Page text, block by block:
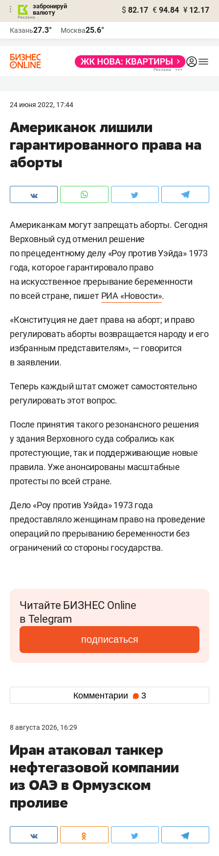
забронируй
валюту
$ 82.17 € 94.84 ¥ 12.17
Казань27.3° Москва25.6°
24 июня 2022, 17:44
Американок лишили
гарантированного права на
аборты
Американкам могут запрещать аборты. Сегодня
Верховный суд отменил решение
по прецедентному делу «Роу против Уэйда» 1973
года, которое гарантировало право
на искусственное прерывание беременности
по всей стране, пишет РИА «Новости».
«Конституция не дает права на аборт; и право
регулировать аборты возвращается народу и его
избранным представителям», — говорится
в заявлении.
Теперь каждый штат сможет самостоятельно
регулировать этот вопрос.
После принятия такого резонансного решения
у здания Верховного суда собрались как
протестующие, так и поддерживающие новые
правила. Уже анонсированы масштабные
протесты по всей стране.
Дело «Роу против Уэйда» 1973 года
предоставляло женщинам право на проведение
операций по прерыванию беременности без
ограничений со стороны государства.
Читайте БИЗНЕС Online
в Telegram
подписаться
Комментарии 3
8 августа 2026, 16:29
Иран атаковал танкер
нефтегазовой компании
из ОАЭ в Ормузском
проливе